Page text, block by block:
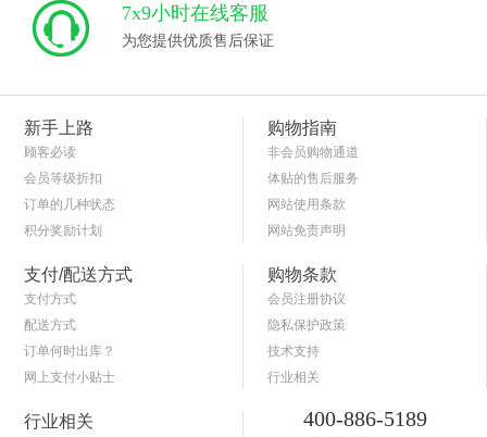
7x9小时在线客服
为您提供优质售后保证
新手上路
顾客必读
会员等级折扣
订单的几种状态
积分奖励计划
购物指南
非会员购物通道
体贴的售后服务
网站使用条款
网站免责声明
支付/配送方式
支付方式
配送方式
订单何时出库？
网上支付小贴士
购物条款
会员注册协议
隐私保护政策
技术支持
行业相关
行业相关 400-886-5189